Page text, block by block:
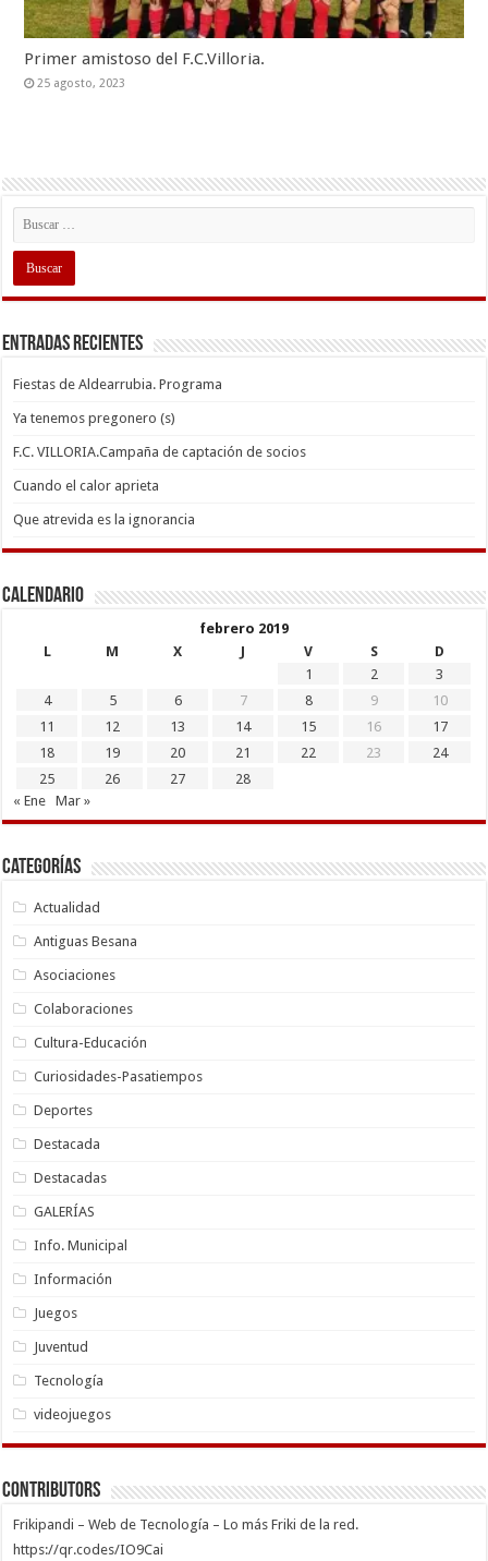
Primer amistoso del F.C.Villoria.
25 agosto, 2023
Entradas recientes
Fiestas de Aldearrubia. Programa
Ya tenemos pregonero (s)
F.C. VILLORIA.Campaña de captación de socios
Cuando el calor aprieta
Que atrevida es la ignorancia
Calendario
febrero 2019
L
M X J V S
D
1
2
3
4
5 6 7 8 9
10
11
12 13 14 15 16
17
18
19 20 21 22 23
24
25
26 27
28
« Ene
Mar »
Categorías
Actualidad
Antiguas Besana
Asociaciones
Colaboraciones
Cultura-Educación
Curiosidades-Pasatiempos
Deportes
Destacada
Destacadas
GALERÍAS
Info. Municipal
Información
Juegos
Juventud
Tecnología
videojuegos
Contributors
Frikipandi – Web de Tecnología – Lo más Friki de la red.
https://qr.codes/IO9Cai